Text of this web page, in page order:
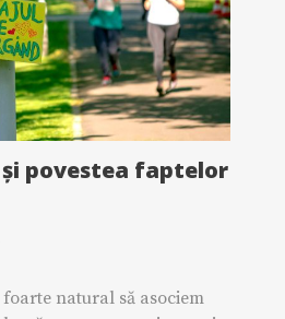
povestea faptelor
natural să asociem